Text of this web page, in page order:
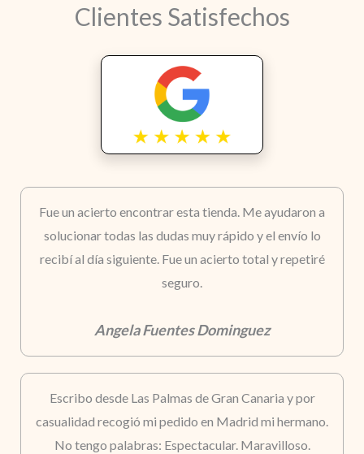
Clientes Satisfechos
Fue un acierto encontrar esta tienda. Me ayudaron a
solucionar todas las dudas muy rápido y el envío lo
recibí al día siguiente. Fue un acierto total y repetiré
seguro.
Angela Fuentes Dominguez
Escribo desde Las Palmas de Gran Canaria y por
casualidad recogió mi pedido en Madrid mi hermano.
No tengo palabras: Espectacular. Maravilloso.